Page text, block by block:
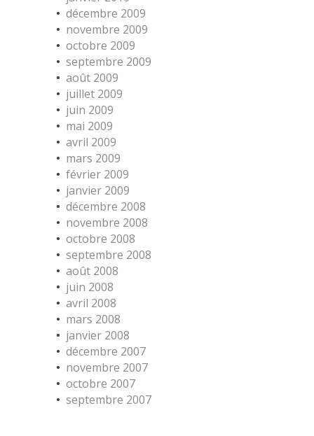
décembre 2009
novembre 2009
octobre 2009
septembre 2009
août 2009
juillet 2009
juin 2009
mai 2009
avril 2009
mars 2009
février 2009
janvier 2009
décembre 2008
novembre 2008
octobre 2008
septembre 2008
août 2008
juin 2008
avril 2008
mars 2008
janvier 2008
décembre 2007
novembre 2007
octobre 2007
septembre 2007